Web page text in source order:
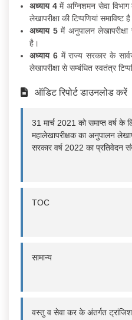
अध्याय 4में अग्निशमन सेवा विभाग
लेखापरीक्षा की टिप्पणियां समाविष्ट
अध्याय 5में अनुपालन लेखापरीक्षा
है।
अध्याय 6में राज्य सरकार के
लेखापरीक्षा से सम्बंधित स्वतंत्र
ऑडिट रिपोर्ट डाउनलोड करें
31 मार्च 2021 को समाप्त वर्ष के
महालेखापरीक्षक का अनुपालन
सरकार वर्ष 2022 का प्रतिवेदन
TOC
सामान्य
वस्तु व सेवा कर के अंतर्गत